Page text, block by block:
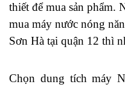
thiết để mua sản phẩm.
mua máy nước nóng
Sơn Hà tại quận 12 thì
Chọn dung tích máy